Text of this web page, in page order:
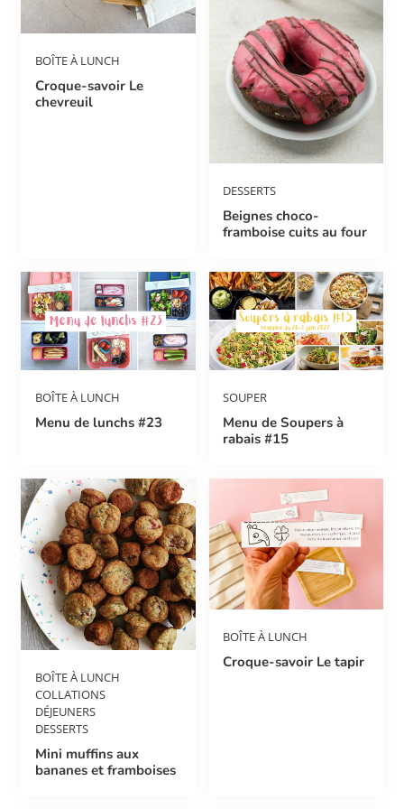
BOÎTE À LUNCH
Croque-savoir Le
chevreuil
DESSERTS
Beignes choco-
framboise cuits au four
BOÎTE À LUNCH
Menu de lunchs #23
SOUPER
Menu de Soupers à
rabais #15
BOÎTE À LUNCH
COLLATIONS
DÉJEUNERS
DESSERTS
Mini muffins aux
bananes et framboises
BOÎTE À LUNCH
Croque-savoir Le tapir